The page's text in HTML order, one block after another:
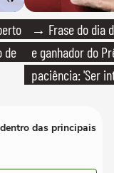
de
→ Frase do dia
e ganhador do
paciência: 'Ser
das principais